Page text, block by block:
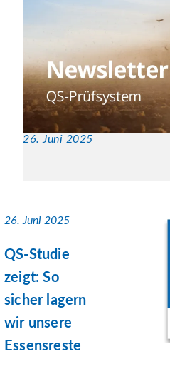
26. Juni 2025
26. Juni 2025
QS-Studie
zeigt: So
sicher lagern
wir unsere
Essensreste